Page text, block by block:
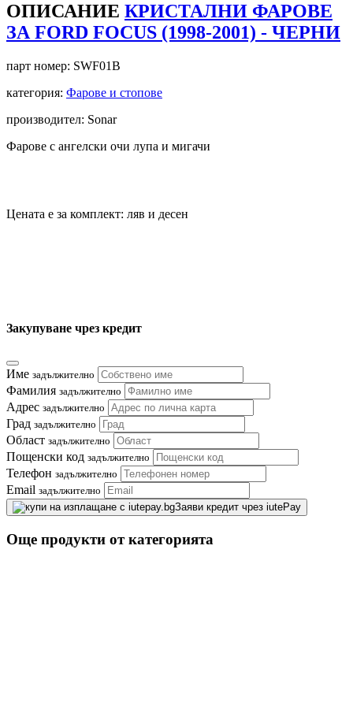
ОПИСАНИЕ КРИСТАЛНИ ФАРОВЕ
ЗА FORD FOCUS (1998-2001) - ЧЕРНИ
парт номер: SWF01B
категория: Фарове и стопове
производител: Sonar
Фарове с ангелски очи лупа и мигачи
Цената е за комплект: ляв и десен
Закупуване чрез кредит
Име задължително
Фамилия задължително
Адрес задължително
Град задължително
Област задължително
Пощенски код задължително
Телефон задължително
Email задължително
Заяви кредит чрез iutePay
Още продукти от категорията